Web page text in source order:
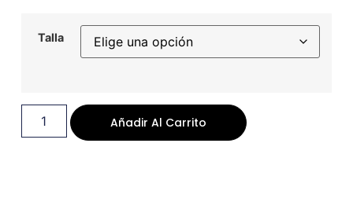
Talla
Añadir Al Carrito